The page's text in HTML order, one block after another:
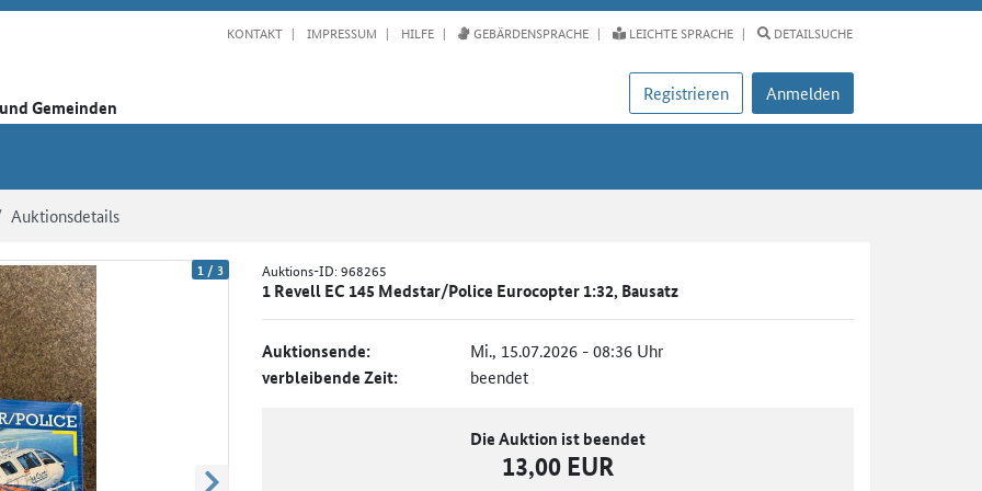
KONTAKT IMPRESSUM HILFE GEBÄRDENSPRACHE LEICHTE SPRACHE DETAILSUCHE
Gemeinden
Registrieren Anmelden
Auktionsdetails
1 / 3 Auktions-ID:968265
1 Revell EC 145 Medstar/Police Eurocopter 1:32, Bausatz
Auktionsende: Mi., 15.07.2026 - 08:36 Uhr
verbleibende Zeit: beendet
Die Auktion ist beendet
13,00 EUR